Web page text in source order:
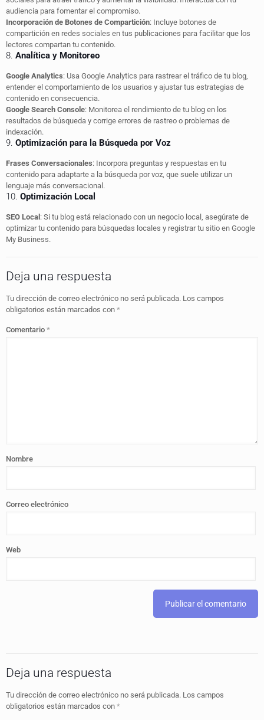
audiencia para fomentar el compromiso.
Incorporación de Botones de Compartición: Incluye botones de
compartición en redes sociales en tus publicaciones para facilitar que los
lectores compartan tu contenido.
8. Analítica y Monitoreo
Google Analytics: Usa Google Analytics para rastrear el tráfico de tu blog,
entender el comportamiento de los usuarios y ajustar tus estrategias de
contenido en consecuencia.
Google Search Console: Monitorea el rendimiento de tu blog en los
resultados de búsqueda y corrige errores de rastreo o problemas de
indexación.
9. Optimización para la Búsqueda por Voz
Frases Conversacionales: Incorpora preguntas y respuestas en tu
contenido para adaptarte a la búsqueda por voz, que suele utilizar un
lenguaje más conversacional.
10. Optimización Local
SEO Local: Si tu blog está relacionado con un negocio local, asegúrate de
optimizar tu contenido para búsquedas locales y registrar tu sitio en Google
My Business.
Deja una respuesta
Tu dirección de correo electrónico no será publicada. Los campos
obligatorios están marcados con *
Comentario *
Nombre
Correo electrónico
Web
Deja una respuesta
Tu dirección de correo electrónico no será publicada. Los campos
obligatorios están marcados con *